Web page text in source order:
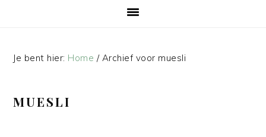
Je bent hier: Home /Archief voor muesli
MUESLI